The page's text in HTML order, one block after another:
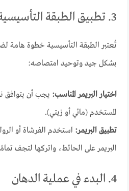
3. تطبيق الطبقة التأسيسية (البريمر)
تُعتبر الطبقة التأسيسية خطوة هامة
بشكل جيد وتوحيد امتصاصه:
اختيار البريمر المناسب: يجب أن يتوافق
المستخدم (مائي أو زيتي).
تطبيق البريمر: استخدم الفرشاة أو
البريمر على الحائط، واتركها لتجف
4. البدء في عملية الدهان